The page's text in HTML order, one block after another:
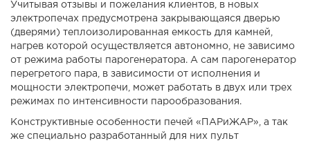
Учитывая отзывы и пожелания клиентов, в новых
электропечах предусмотрена закрывающаяся дверью
(дверями) теплоизолированная емкость для камней,
нагрев которой осуществляется автономно, не зависимо
от режима работы парогенератора. А сам парогенератор
перегретого пара, в зависимости от исполнения и
мощности электропечи, может работать в двух или трех
режимах по интенсивности парообразования.
Конструктивные особенности печей «ПАРиЖАР», а так
же специально разработанный для них пульт